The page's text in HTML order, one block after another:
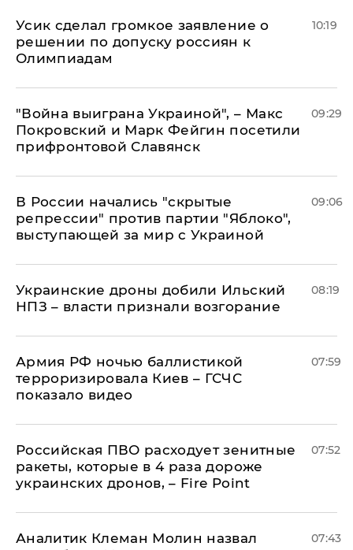
Усик сделал громкое заявление о
решении по допуску россиян к
Олимпиадам
10:19
"Война выиграна Украиной", – Макс
Покровский и Марк Фейгин посетили
прифронтовой Славянск
09:29
В России начались "скрытые
репрессии" против партии "Яблоко",
выступающей за мир с Украиной
09:06
Украинские дроны добили Ильский
НПЗ – власти признали возгорание
08:19
Армия РФ ночью баллистикой
терроризировала Киев – ГСЧС
показало видео
07:59
Российская ПВО расходует зенитные
ракеты, которые в 4 раза дороже
украинских дронов, – Fire Point
07:52
Аналитик Клеман Молин назвал
07:43